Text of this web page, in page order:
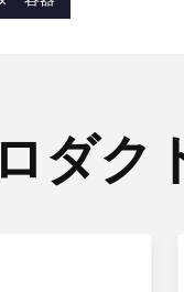
ダク